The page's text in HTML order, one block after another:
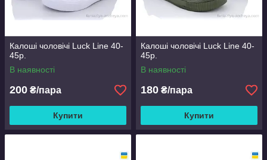
Калоші чоловічі Luck Line 40-
45р.
В наявності
200 ₴/пара
Купити
Калоші чоловічі Luck Line 40-
45р.
В наявності
180 ₴/пара
Купити